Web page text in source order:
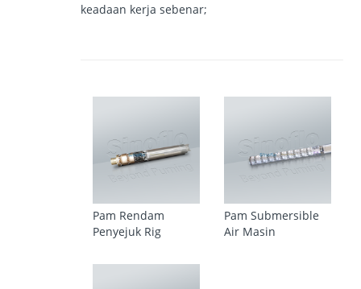
keadaan kerja sebenar;
Pam Rendam
Penyejuk Rig
Pam Submersible
Air Masin